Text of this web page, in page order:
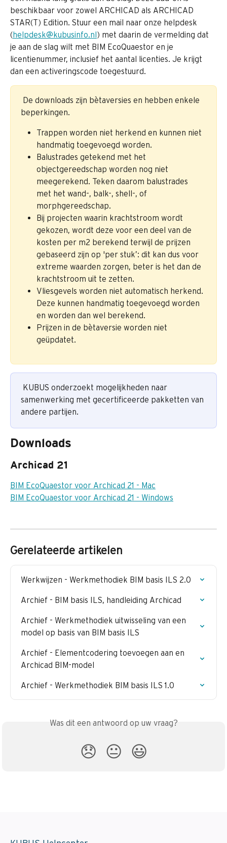
beschikbaar voor zowel ARCHICAD als ARCHICAD
STAR(T) Edition. Stuur een mail naar onze helpdesk
(helpdesk@kubusinfo.nl) met daarin de vermelding dat
je aan de slag wilt met BIM EcoQuaestor en je
licentienummer, inclusief het aantal licenties. Je krijgt
dan een activeringscode toegestuurd.
De downloads zijn bètaversies en hebben enkele
beperkingen.
Trappen worden niet herkend en kunnen niet
handmatig toegevoegd worden.
Balustrades getekend met het
objectgereedschap worden nog niet
meegerekend. Teken daarom balustrades
met het wand-, balk-, shell-, of
morphgereedschap.
Bij projecten waarin krachtstroom wordt
gekozen, wordt deze voor een deel van de
kosten per m2 berekend terwijl de prijzen
gebaseerd zijn op 'per stuk’: dit kan dus voor
extreme waarden zorgen, beter is het dan de
krachtstroom uit te zetten.
Vliesgevels worden niet automatisch herkend.
Deze kunnen handmatig toegevoegd worden
en worden dan wel berekend.
Prijzen in de bètaversie worden niet
geüpdatet.
KUBUS onderzoekt mogelijkheden naar
samenwerking met gecertificeerde pakketten van
andere partijen.
Downloads
Archicad 21
BIM EcoQuaestor voor Archicad 21 - Mac
BIM EcoQuaestor voor Archicad 21 - Windows
Gerelateerde artikelen
Werkwijzen - Werkmethodiek BIM basis ILS 2.0
Archief - BIM basis ILS, handleiding Archicad
Archief - Werkmethodiek uitwisseling van een
model op basis van BIM basis ILS
Archief - Elementcodering toevoegen aan en
Archicad BIM-model
Archief - Werkmethodiek BIM basis ILS 1.0
Was dit een antwoord op uw vraag?
😞 😐 😃